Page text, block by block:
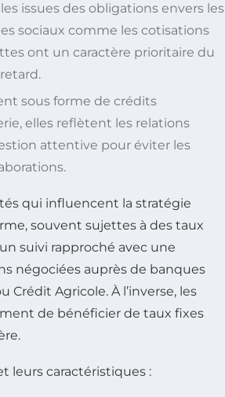
issues des obligations envers les
sociaux comme les cotisations
ont un caractère prioritaire du
sous forme de crédits
elles reflètent les relations
attentive pour éviter les
qui influencent la stratégie
souvent sujettes à des taux
suivi rapproché avec une
négociées auprès de banques
Crédit Agricole. À l’inverse, les
de bénéficier de taux fixes
leurs caractéristiques :